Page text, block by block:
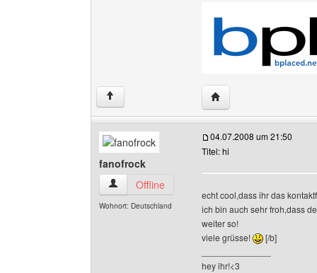
↑ Website dieses
fanofrock
fanofrock Benutzer-Profile anzeigen
Offline
Wohnort: Deutschland
04.07.2008 um 21:50
Titel: hi
echt cool,dass ihr das
ich bin auch sehr froh,dass
weiter so!
viele grüsse!
[/b]
hey ihr!<3